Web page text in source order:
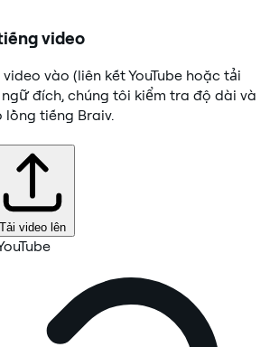
video
vào (liên kết YouTube hoặc tải
đích, chúng tôi kiểm tra độ dài và
lồng tiếng Braiv.
Tải video lên